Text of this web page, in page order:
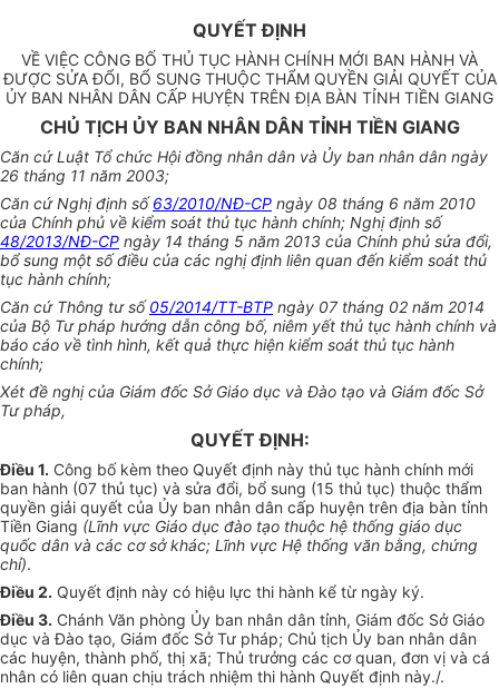
QUYẾT ĐỊNH
VỀ VIỆC CÔNG BỐ THỦ TỤC HÀNH CHÍNH MỚI BAN HÀNH VÀ
ĐƯỢC SỬA ĐỔI, BỔ SUNG THUỘC THẨM QUYỀN GIẢI QUYẾT CỦA
ỦY BAN NHÂN DÂN CẤP HUYỆN TRÊN ĐỊA BÀN TỈNH TIỀN GIANG
CHỦ TỊCH ỦY BAN NHÂN DÂN TỈNH TIỀN GIANG
Căn cứ Luật Tổ chức Hội đồng nhân dân và Ủy ban nhân dân ngày
26 tháng 11 năm 2003;
Căn cứ Nghị định số63/2010/NĐ-CP ngày 08 tháng 6 năm 2010
của Chính phủ về kiểm soát thủ tục hành chính; Nghị định số
48/2013/NĐ-CP ngày 14 tháng 5 năm 2013 của Chính phủ sửa đổi,
bổ sung một số điều của các nghị định liên quan đến kiểm soát thủ
tục hành chính;
Căn cứ Thông tư số05/2014/TT-BTP ngày 07 tháng 02 năm 2014
của Bộ Tư pháp hướng dẫn công bố, niêm yết thủ tục hành chính và
báo cáo về tình hình, kết quả thực hiện kiểm soát thủ tục hành
chính;
Xét đề nghị của Giám đốc Sở Giáo dục và Đào tạo và Giám đốc Sở
Tư pháp,
QUYẾT ĐỊNH:
Điều 1. Công bố kèm theo Quyết định này thủ tục hành chính mới
ban hành (07 thủ tục) và sửa đổi, bổ sung (15 thủ tục) thuộc thẩm
quyền giải quyết của Ủy ban nhân dân cấp huyện trên địa bàn tỉnh
Tiền Giang (Lĩnh vực Giáo dục đào tạo thuộc hệ thống giáo dục
quốc dân và các cơ sở khác; Lĩnh vực Hệ thống văn bằng, chứng
chỉ).
Điều 2. Quyết định này có hiệu lực thi hành kể từ ngày ký.
Điều 3. Chánh Văn phòng Ủy ban nhân dân tỉnh, Giám đốc Sở Giáo
dục và Đào tạo, Giám đốc Sở Tư pháp; Chủ tịch Ủy ban nhân dân
các huyện, thành phố, thị xã; Thủ trưởng các cơ quan, đơn vị và cá
nhân có liên quan chịu trách nhiệm thi hành Quyết định này./.